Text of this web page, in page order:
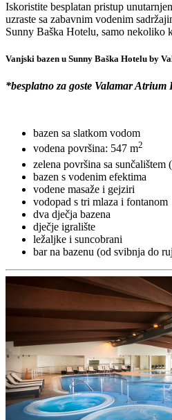
Iskoristite besplatan pristup
uzraste sa zabavnim vodenim
Sunny Baška Hotelu, samo nekoliko
Vanjski bazen u Sunny Baška Hotelu by
*besplatno za goste Valamar Atrium
bazen sa slatkom vodom
vodena površina: 547 m2
zelena površina sa sunčalištem
bazen s vodenim efektima
vodene masaže i gejziri
vodopad s tri mlaza i fontanom
dva dječja bazena
dječje igralište
ležaljke i suncobrani
bar na bazenu (od svibnja do